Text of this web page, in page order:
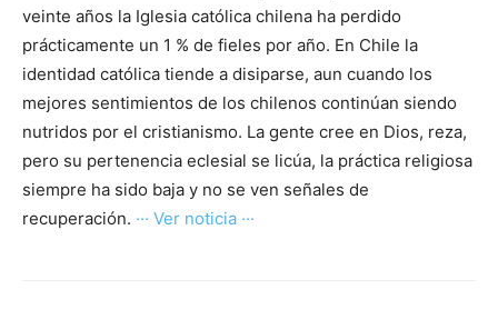
veinte años la Iglesia católica chilena ha perdido
prácticamente un 1 % de fieles por año. En Chile la
identidad católica tiende a disiparse, aun cuando los
mejores sentimientos de los chilenos continúan siendo
nutridos por el cristianismo. La gente cree en Dios, reza,
pero su pertenencia eclesial se licúa, la práctica religiosa
siempre ha sido baja y no se ven señales de
recuperación. ··· Ver noticia ···